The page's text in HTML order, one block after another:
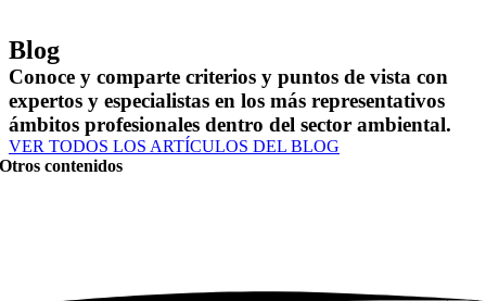
Blog
Conoce y comparte criterios y puntos de vista con
expertos y especialistas en los más representativos
ámbitos profesionales dentro del sector ambiental.
VER TODOS LOS ARTÍCULOS DEL BLOG
Otros contenidos